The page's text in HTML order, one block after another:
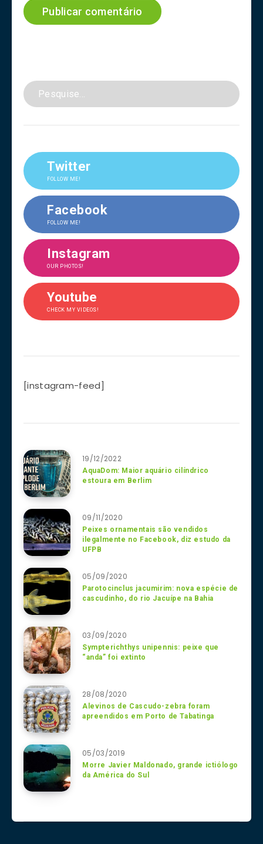
Twitter
FOLLOW ME!
Facebook
FOLLOW ME!
Instagram
OUR PHOTOS!
Youtube
CHECK MY VIDEOS!
[instagram-feed]
19/12/2022
AquaDom: Maior aquário cilíndrico
estoura em Berlim
09/11/2020
Peixes ornamentais são vendidos
ilegalmente no Facebook, diz estudo da
UFPB
05/09/2020
Parotocinclus jacumirim: nova espécie de
cascudinho, do rio Jacuípe na Bahia
03/09/2020
Sympterichthys unipennis: peixe que
“anda” foi extinto
28/08/2020
Alevinos de Cascudo-zebra foram
apreendidos em Porto de Tabatinga
05/03/2019
Morre Javier Maldonado, grande ictiólogo
da América do Sul